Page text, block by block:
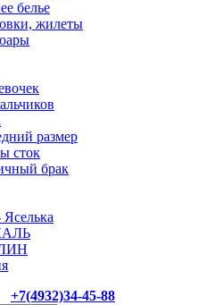
белье
жилеты
размер
сток
брак
+7(4932)34-45-88